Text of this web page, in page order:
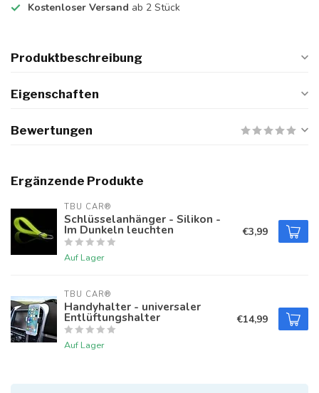
Kostenloser Versand ab 2 Stück
Produktbeschreibung
Eigenschaften
Bewertungen
Ergänzende Produkte
TBU CAR®
Schlüsselanhänger - Silikon -
Im Dunkeln leuchten
Auf Lager
€3,99
TBU CAR®
Handyhalter - universaler
Entlüftungshalter
Auf Lager
€14,99